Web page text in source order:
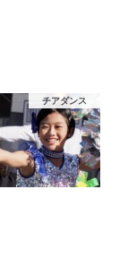
チアダンス